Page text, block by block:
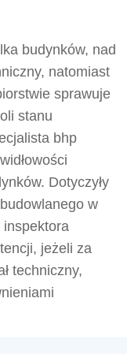
budynków, nad
natomiast
sprawuje
stanu
bhp
Dotyczyły
w
inspektora
jeżeli za
techniczny,